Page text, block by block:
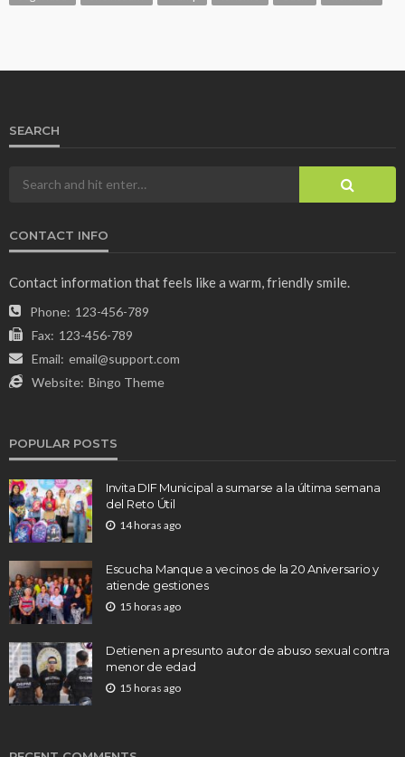
SEARCH
CONTACT INFO
Contact information that feels like a warm, friendly smile.
Phone: 123-456-789
Fax: 123-456-789
Email: email@support.com
Website: Bingo Theme
POPULAR POSTS
Invita DIF Municipal a sumarse a la última semana
del Reto Útil
14 horas ago
Escucha Manque a vecinos de la 20 Aniversario y
atiende gestiones
15 horas ago
Detienen a presunto autor de abuso sexual contra
menor de edad
15 horas ago